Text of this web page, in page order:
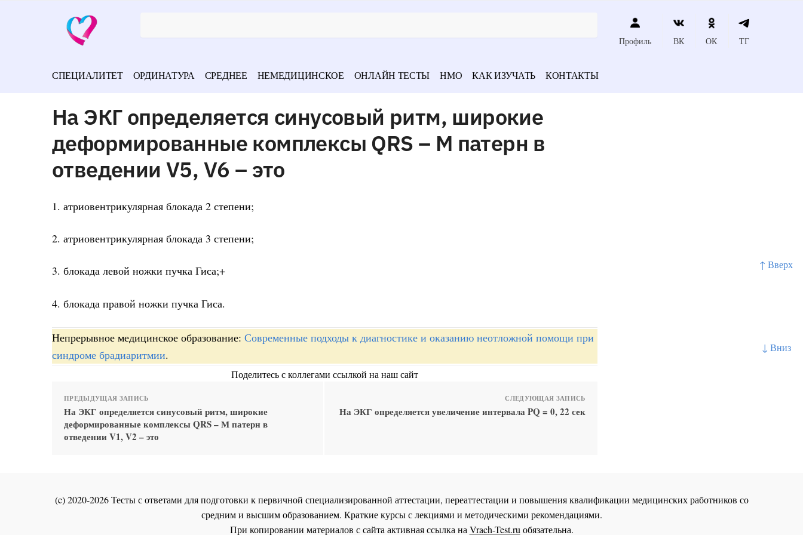
↑ Вверх
↓ Вниз
Профиль ВК ОК ТГ
СПЕЦИАЛИТЕТ ОРДИНАТУРА СРЕДНЕЕ НЕМЕДИЦИНСКОЕ ОНЛАЙН ТЕСТЫ НМО КАК ИЗУЧАТЬ КОНТАКТЫ
На ЭКГ определяется синусовый ритм, широкие
деформированные комплексы QRS – М патерн в
отведении V5, V6 – это
1. атриовентрикулярная блокада 2 степени;
2. атриовентрикулярная блокада 3 степени;
3. блокада левой ножки пучка Гиса;+
4. блокада правой ножки пучка Гиса.
Непрерывное медицинское образование: Современные подходы к диагностике и оказанию неотложной помощи при
синдроме брадиаритмии.
Поделитесь с коллегами ссылкой на наш сайт
ПРЕДЫДУЩАЯ ЗАПИСЬ
На ЭКГ определяется синусовый ритм, широкие
деформированные комплексы QRS – М патерн в
отведении V1, V2 – это
СЛЕДУЮЩАЯ ЗАПИСЬ
На ЭКГ определяется увеличение интервала PQ = 0, 22 сек
(c) 2020-2026 Тесты с ответами для подготовки к первичной специализированной аттестации, переаттестации и повышения квалификации медицинских работников со
средним и высшим образованием. Краткие курсы с лекциями и методическими рекомендациями.
При копировании материалов с сайта активная ссылка наVrach-Test.ruобязательна.